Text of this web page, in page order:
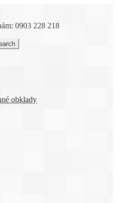
0903 228 218
obklady